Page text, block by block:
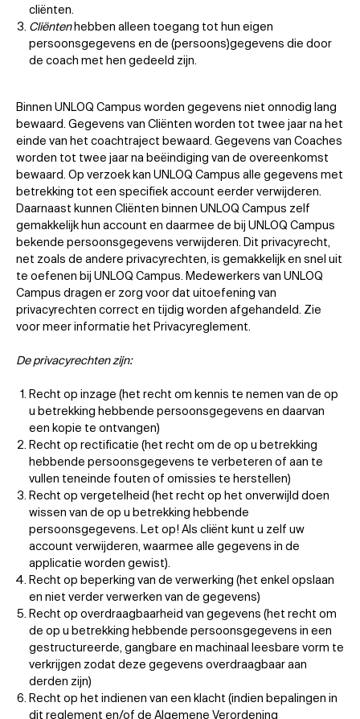
cliënten.
Cliëntenhebben alleen toegang tot hun eigen
persoonsgegevens en de (persoons)gegevens die door
de coach met hen gedeeld zijn.
Binnen UNLOQ Campus worden gegevens niet onnodig lang
bewaard. Gegevens van Cliënten worden tot twee jaar na het
einde van het coachtraject bewaard. Gegevens van Coaches
worden tot twee jaar na beëindiging van de overeenkomst
bewaard. Op verzoek kan UNLOQ Campus alle gegevens met
betrekking tot een specifiek account eerder verwijderen.
Daarnaast kunnen Cliënten binnen UNLOQ Campus zelf
gemakkelijk hun account en daarmee de bij UNLOQ Campus
bekende persoonsgegevens verwijderen. Dit privacyrecht,
net zoals de andere privacyrechten, is gemakkelijk en snel uit
te oefenen bij UNLOQ Campus. Medewerkers van UNLOQ
Campus dragen er zorg voor dat uitoefening van
privacyrechten correct en tijdig worden afgehandeld. Zie
voor meer informatie het Privacyreglement.
De privacyrechten zijn:
Recht op inzage (het recht om kennis te nemen van de op
u betrekking hebbende persoonsgegevens en daarvan
een kopie te ontvangen)
Recht op rectificatie (het recht om de op u betrekking
hebbende persoonsgegevens te verbeteren of aan te
vullen teneinde fouten of omissies te herstellen)
Recht op vergetelheid (het recht op het onverwijld doen
wissen van de op u betrekking hebbende
persoonsgegevens. Let op! Als cliënt kunt u zelf uw
account verwijderen, waarmee alle gegevens in de
applicatie worden gewist).
Recht op beperking van de verwerking (het enkel opslaan
en niet verder verwerken van de gegevens)
Recht op overdraagbaarheid van gegevens (het recht om
de op u betrekking hebbende persoonsgegevens in een
gestructureerde, gangbare en machinaal leesbare vorm te
verkrijgen zodat deze gegevens overdraagbaar aan
derden zijn)
Recht op het indienen van een klacht (indien bepalingen in
dit reglement en/of de Algemene Verordening